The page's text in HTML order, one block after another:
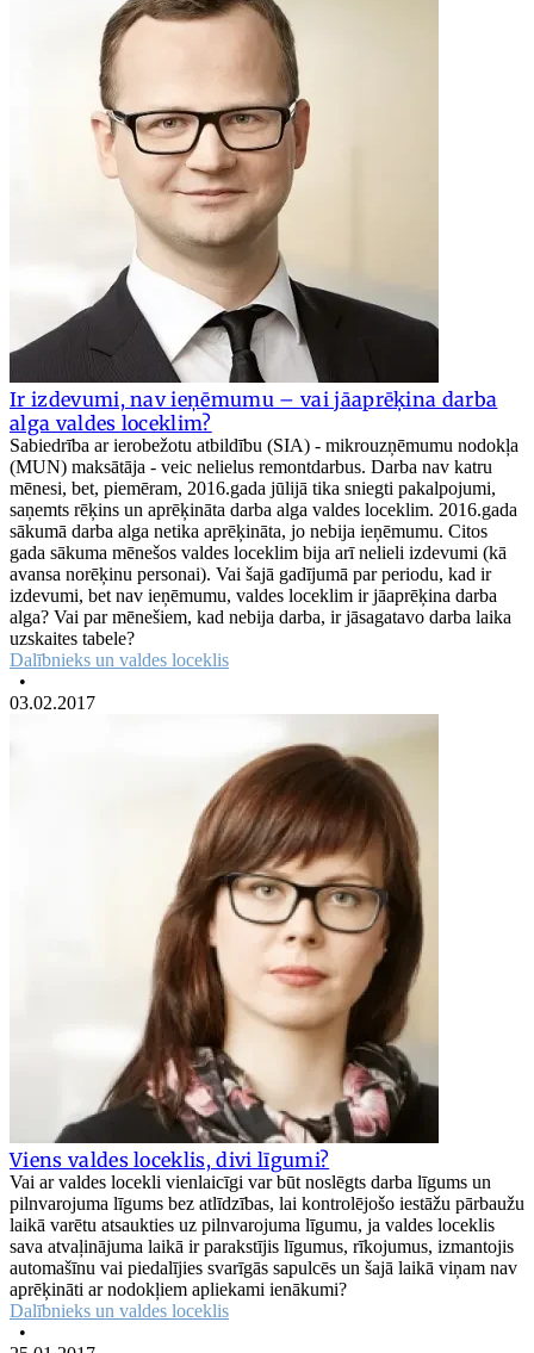
Ir izdevumi, nav ieņēmumu – vai jāaprēķina darba
alga valdes loceklim?
Sabiedrība ar ierobežotu atbildību (SIA) - mikrouzņēmumu nodokļa
(MUN) maksātāja - veic nelielus remontdarbus. Darba nav katru
mēnesi, bet, piemēram, 2016.gada jūlijā tika sniegti pakalpojumi,
saņemts rēķins un aprēķināta darba alga valdes loceklim. 2016.gada
sākumā darba alga netika aprēķināta, jo nebija ieņēmumu. Citos
gada sākuma mēnešos valdes loceklim bija arī nelieli izdevumi (kā
avansa norēķinu personai). Vai šajā gadījumā par periodu, kad ir
izdevumi, bet nav ieņēmumu, valdes loceklim ir jāaprēķina darba
alga? Vai par mēnešiem, kad nebija darba, ir jāsagatavo darba laika
uzskaites tabele?
Dalībnieks un valdes loceklis
•
03.02.2017
Viens valdes loceklis, divi līgumi?
Vai ar valdes locekli vienlaicīgi var būt noslēgts darba līgums un
pilnvarojuma līgums bez atlīdzības, lai kontrolējošo iestāžu pārbaužu
laikā varētu atsaukties uz pilnvarojuma līgumu, ja valdes loceklis
sava atvaļinājuma laikā ir parakstījis līgumus, rīkojumus, izmantojis
automašīnu vai piedalījies svarīgās sapulcēs un šajā laikā viņam nav
aprēķināti ar nodokļiem apliekami ienākumi?
Dalībnieks un valdes loceklis
•